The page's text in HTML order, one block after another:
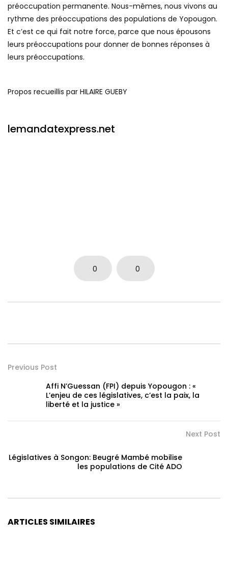
préoccupation permanente. Nous-mêmes, nous vivons au
rythme des préoccupations des populations de Yopougon.
Et c’est ce qui fait notre force, parce que nous épousons
leurs préoccupations pour donner de bonnes réponses à
leurs préoccupations.
Propos recueillis par HILAIRE GUEBY
lemandatexpress.net
0 0
Previous Post
Affi N’Guessan (FPI) depuis Yopougon : «
L’enjeu de ces législatives, c’est la paix, la
liberté et la justice »
Next Post
Législatives à Songon: Beugré Mambé mobilise
les populations de Cité ADO
ARTICLES SIMILAIRES